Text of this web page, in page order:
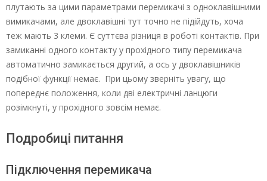
плутають за цими параметрами перемикачі з одноклавішними
вимикачами, але двоклавішні тут точно не підійдуть, хоча
теж мають 3 клеми. Є суттєва різниця в роботі контактів. При
замиканні одного контакту у прохідного типу перемикача
автоматично замикається другий, а ось у двоклавішників
подібної функції немає. При цьому зверніть увагу, що
попереднє положення, коли дві електричні ланцюги
розімкнуті, у прохідного зовсім немає.
Подробиці питання
Підключення перемикача